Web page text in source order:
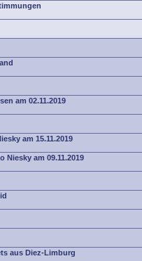
am 02.11.2019
am 15.11.2019
Niesky am 09.11.2019
aus Diez-Limburg